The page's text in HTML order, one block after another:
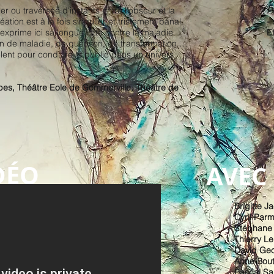
ou traversée d'instants entre l'obscur et la
est à la fois singulier et tristement banal.
ici sa longue lutte contre la maladie
de maladie, de guérison, de transformation …
pour conduire le public dans un univers
Théâtre Eole de Gommerville, Théâtre de
-
Brigitte
Cyril
Thierry
David
Anne
AVEC